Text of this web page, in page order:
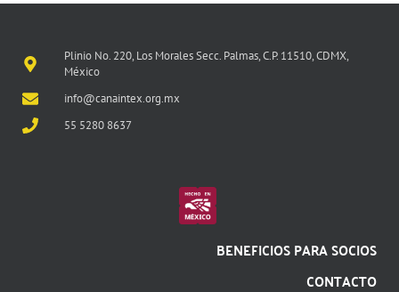
Plinio No. 220, Los Morales Secc. Palmas, C.P. 11510, CDMX,
México
info@canaintex.org.mx
55 5280 8637
BENEFICIOS PARA SOCIOS
CONTACTO